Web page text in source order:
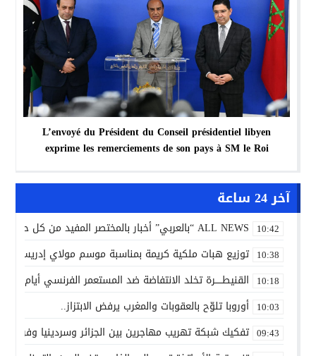
L’envoyé du Président du Conseil présidentiel libyen
exprime les remerciements de son pays à SM le Roi
آخر 24 ساعة
10:42 ALL NEWS “بالعربي” أخبار بالمختصر المفيد من كل حدب وصوب
10:38 توزيع هبات ملكية كريمة بمناسبة موسم مولاي إدريس
10:18 القنيطـــــرة تخلد الانتفاضة ضد المستعمر الفرنسي أيام 7 و8 و9 غشت 1954.
10:03 أوروبا تلوّح بالعقوبات والمغرب يرفض الابتزاز..
09:43 تفكيك شبكة تهريب مهاجرين بين الجزائر وسردينيا وفرنسا